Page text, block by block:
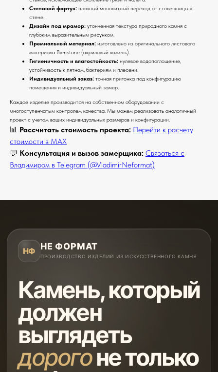
Стеновой фартук: плавный монолитный переход от столешницы к
стене.
Дизайн под мрамор: утонченная текстура природного камня с
глубоким выразительным рисунком.
Премиальный материал: изготовлено из оригинального листового
материала Bienstone (акриловый камень).
Гигиеничность и влагостойкость: нулевое водопоглощение,
устойчивость к пятнам, бактериям и плесени.
Индивидуальный заказ: точная пригонка под конфигурацию
помещения и индивидуальный замер.
Каждое изделие производится на собственном оборудовании с
многоступенчатым контролем качества. Мы можем реализовать аналогичный
проект с учетом ваших индивидуальных размеров и конфигурации.
📊 Рассчитать стоимость проекта: Перейти к расчету
стоимости в MAX
💬 Консультация и вызов замерщика: Связаться с
Владимиром в Telegram (@VladimirNeformat)
НФ НЕ ФОРМАТ
ПРОИЗВОДСТВО ИЗДЕЛИЙ ИЗ ИСКУССТВЕННОГО КАМНЯ
Камень, который
должен
выглядеть
дорогоне только